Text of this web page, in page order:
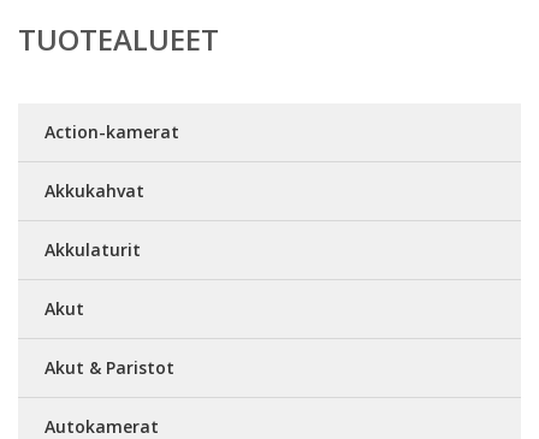
TUOTEALUEET
Action-kamerat
Akkukahvat
Akkulaturit
Akut
Akut & Paristot
Autokamerat